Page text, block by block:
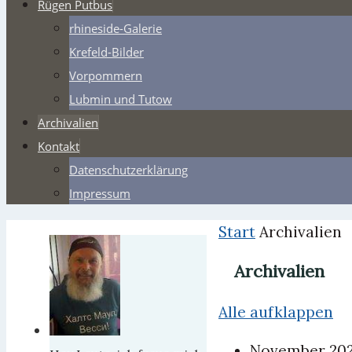
Rügen Putbus
rhineside-Galerie
Krefeld-Bilder
Vorpommern
Lubmin und Tutow
Archivalien
Kontakt
Datenschutzerklärung
Impressum
Start Archivalien
Archivalien
Alle aufklappen